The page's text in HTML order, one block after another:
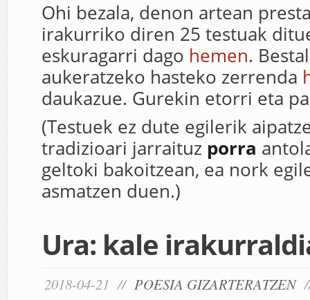
Ohi bezala, denon artean
irakurriko diren 25 testuak
eskuragarri dago hemen.
aukeratzeko hasteko zerrenda
daukazue. Gurekin etorri eta
(Testuek ez dute egilerik
tradizioari jarraituz porra
geltoki bakoitzean, ea nork
asmatzen duen.)
Ura: kale
2018-04-21 // POESIA GIZARTERATZEN